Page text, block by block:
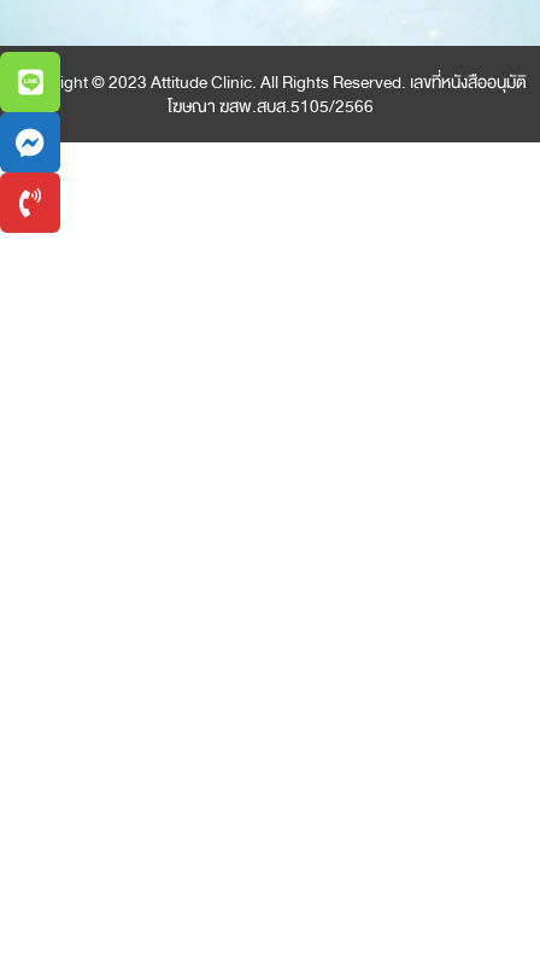
Copyright © 2023 Attitude Clinic. All Rights Reserved. เลขที่หนังสืออนุมัติ
โฆษณา ฆสพ.สบส.5105/2566